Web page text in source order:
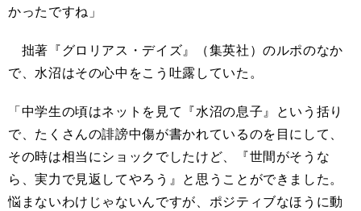
かったですね」
拙著『グロリアス・デイズ』（集英社）のルポのなか
で、水沼はその心中をこう吐露していた。
「中学生の頃はネットを見て『水沼の息子』という括り
で、たくさんの誹謗中傷が書かれているのを目にして、
その時は相当にショックでしたけど、『世間がそうな
ら、実力で見返してやろう』と思うことができました。
悩まないわけじゃないんですが、ポジティブなほうに動